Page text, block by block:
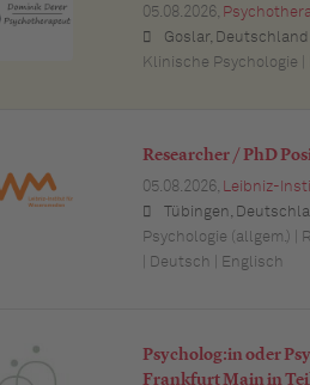
05.08.2026,
Goslar,
Klinische Psychologie
Researcher / PhD
05.08.2026,
Leibniz-
Tübingen,
Psychologie (allgem.) |
| Deutsch | Englisch
Psycholog:in oder
Frankfurt Main in